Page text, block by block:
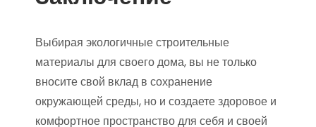
Выбирая экологичные строительные
материалы для своего дома, вы не только
вносите свой вклад в сохранение
окружающей среды, но и создаете здоровое и
комфортное пространство для себя и своей